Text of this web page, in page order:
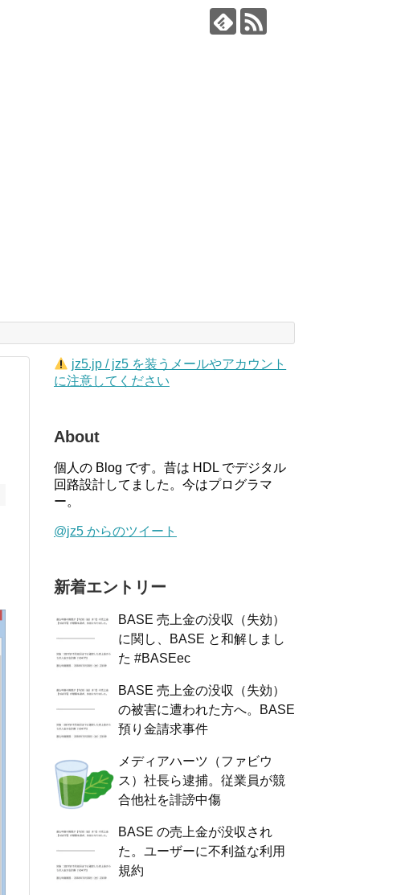
jz5.jp / jz5 を装うメールやアカウント
に注意してください
About
個人の Blog です。昔は HDL でデジタル
回路設計してました。今はプログラマ
ー。
@jz5 からのツイート
新着エントリー
BASE 売上金の没収（失効）
に関し、BASE と和解しまし
た #BASEec
BASE 売上金の没収（失効）
の被害に遭われた方へ。BASE
預り金請求事件
メディアハーツ（ファビウ
ス）社長ら逮捕。従業員が競
合他社を誹謗中傷
BASE の売上金が没収され
た。ユーザーに不利益な利用
規約